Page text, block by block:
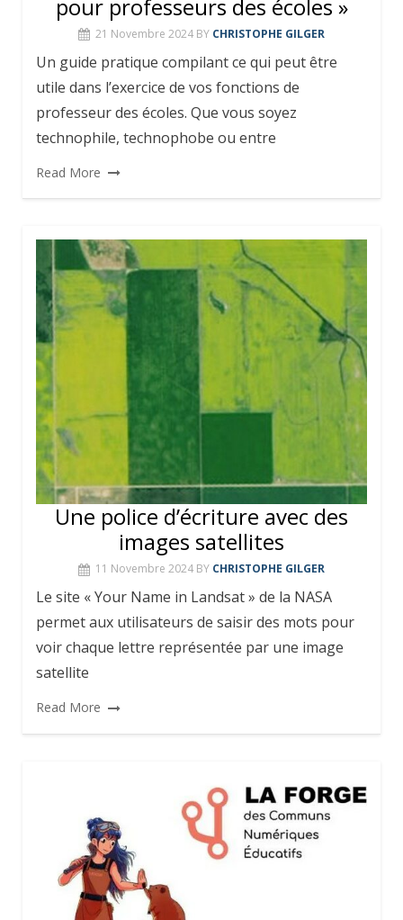
pour professeurs des écoles »
21 Novembre 2024 BY CHRISTOPHE GILGER
Un guide pratique compilant ce qui peut être
utile dans l’exercice de vos fonctions de
professeur des écoles. Que vous soyez
technophile, technophobe ou entre
Read More
Une police d’écriture avec des
images satellites
11 Novembre 2024 BY CHRISTOPHE GILGER
Le site « Your Name in Landsat » de la NASA
permet aux utilisateurs de saisir des mots pour
voir chaque lettre représentée par une image
satellite
Read More